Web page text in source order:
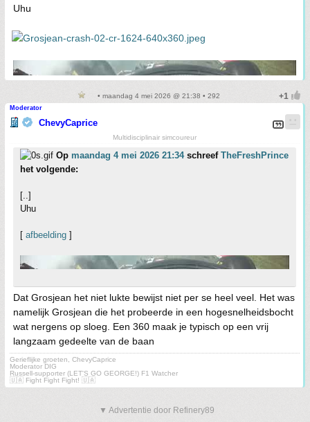
Uhu
• maandag 4 mei 2026 @ 21:38 • 292
Moderator
ChevyCaprice
Multidisciplinair simcoureur
Op maandag 4 mei 2026 21:34schreef TheFreshPrince
het volgende:
[..]
Uhu
[ afbeelding ]
Dat Grosjean het niet lukte bewijst niet per se heel veel. Het was
namelijk Grosjean die het probeerde in een hogesnelheidsbocht
wat nergens op sloeg. Een 360 maak je typisch op een vrij
langzaam gedeelte van de baan
Gerieflijke groeten, ChevyCaprice
Moderator DIG
Russell-supporter (LET'S GO GEORGE!) F1 Watcher
🇺🇦 Fight Fight Fight! 🇺🇦
▼ Advertentie door Refinery89